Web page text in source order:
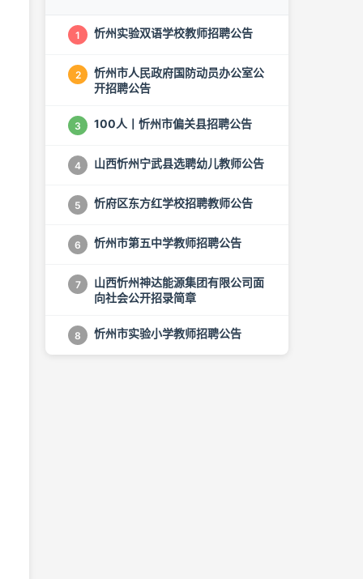
1 忻州实验双语学校教师招聘公告
2
忻州市人民政府国防动员办公室公
开招聘公告
3 100人丨忻州市偏关县招聘公告
4 山西忻州宁武县选聘幼儿教师公告
5 忻府区东方红学校招聘教师公告
6 忻州市第五中学教师招聘公告
7
山西忻州神达能源集团有限公司面
向社会公开招录简章
8 忻州市实验小学教师招聘公告